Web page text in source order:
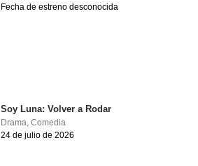
Fecha de estreno desconocida
Soy Luna: Volver a Rodar
Drama,Comedia
24 de julio de 2026